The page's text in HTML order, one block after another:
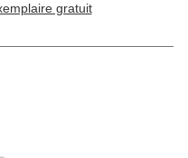
gratuit